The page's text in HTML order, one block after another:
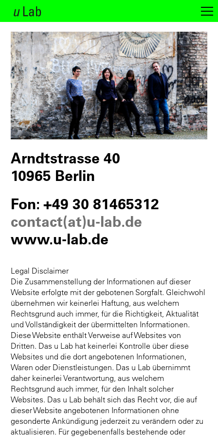
Arndtstrasse 40
10965 Berlin
Fon: +49 30 81465312
contact(at)u-lab.de
www.u-lab.de
Legal Disclaimer
Die Zusammenstellung der Informationen auf dieser
Website erfolgte mit der gebotenen Sorgfalt. Gleichwohl
übernehmen wir keinerlei Haftung, aus welchem
Rechtsgrund auch immer, für die Richtigkeit, Aktualität
und Vollständigkeit der übermittelten Informationen.
Diese Website enthält Verweise auf Websites von
Dritten. Das u Lab hat keinerlei Kontrolle über diese
Websites und die dort angebotenen Informationen,
Waren oder Dienstleistungen. Das u Lab übernimmt
daher keinerlei Verantwortung, aus welchem
Rechtsgrund auch immer, für den Inhalt solcher
Websites. Das u Lab behält sich das Recht vor, die auf
dieser Website angebotenen Informationen ohne
gesonderte Ankündigung jederzeit zu verändern oder zu
aktualisieren. Für gegebenenfalls bestehende oder